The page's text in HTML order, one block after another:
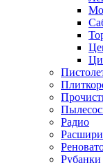
Радио
Рубанки